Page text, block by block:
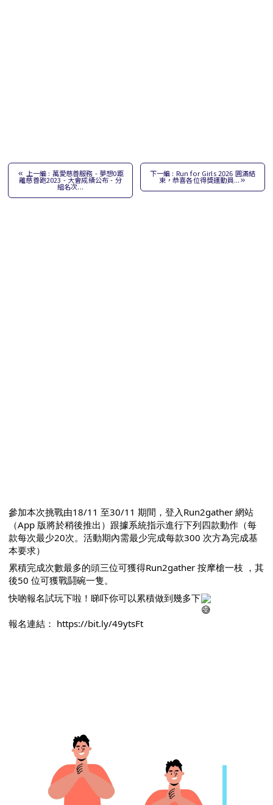
上一編 : 萬愛慈善服務 - 夢想0距
離慈善跑2023 - 大會成績公布 - 分
組名次...
下一編 : Run for Girls 2026 圓滿結
束，恭喜各位得獎運動員...
參加本次挑戰由18/11 至30/11 期間，登入Run2gather 網站
（App 版將於稍後推出）跟據系統指示進行下列四款動作（每
款每次最少20次。活動期內需最少完成每款300 次方為完成基
本要求）
累積完成次數最多的頭三位可獲得Run2gather 按摩槍一枝 ，其
後50 位可獲戰鬪碗一隻。
快啲報名試玩下啦！睇吓你可以累積做到幾多下
報名連結： https://bit.ly/49ytsFt